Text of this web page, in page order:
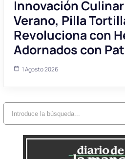
Innovación
Verano, Pilla
Revoluciona con
Adornados con
1 Agosto 2026